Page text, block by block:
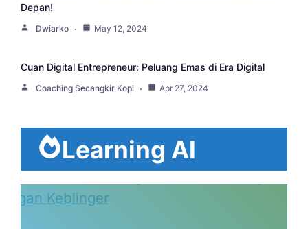
Depan!
Dwiarko May 12, 2024
Cuan Digital Entrepreneur: Peluang Emas di Era Digital
Coaching Secangkir Kopi Apr 27, 2024
Learning AI